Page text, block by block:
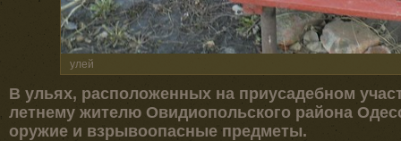
улей
В ульях, расположенных на приусадебном
летнему жителю Овидиопольского района
оружие и взрывоопасные предметы.